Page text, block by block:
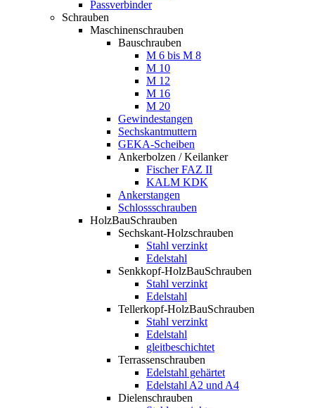
Passverbinder
Schrauben
Maschinenschrauben
Bauschrauben
M 6 bis M 8
M 10
M 12
M 16
M 20
Gewindestangen
Sechskantmuttern
GEKA-Scheiben
Ankerbolzen / Keilanker
Fischer FAZ II
KALM KDK
Ankerstangen
Schlossschrauben
HolzBauSchrauben
Sechskant-Holzschrauben
Stahl verzinkt
Edelstahl
Senkkopf-HolzBauSchrauben
Stahl verzinkt
Edelstahl
Tellerkopf-HolzBauSchrauben
Stahl verzinkt
Edelstahl
gleitbeschichtet
Terrassenschrauben
Edelstahl gehärtet
Edelstahl A2 und A4
Dielenschrauben